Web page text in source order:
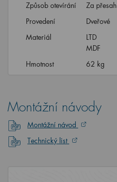
Způsob otevírání
Za přesah
Provedení
Dveřové
Materiál
LTD
MDF
Hmotnost
62 kg
Montážní návody
Montážní návod
Technický list